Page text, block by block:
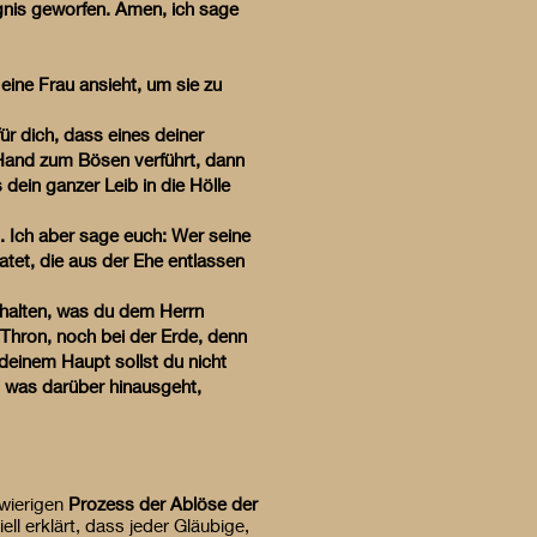
geworfen. Amen, ich sage
Frau ansieht, um sie zu
dich, dass eines deiner
zum Bösen verführt, dann
ganzer Leib in die Hölle
aber sage euch: Wer seine
die aus der Ehe entlassen
was du dem Herrn
noch bei der Erde, denn
Haupt sollst du nicht
darüber hinausgeht,
Prozess der Ablöse der
erklärt, dass jeder Gläubige,